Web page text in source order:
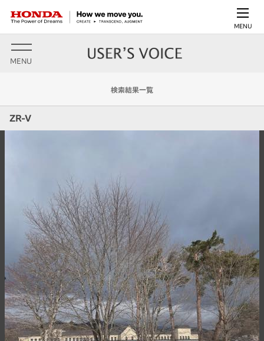
MENU
MENU
検索結果一覧
ZR-V